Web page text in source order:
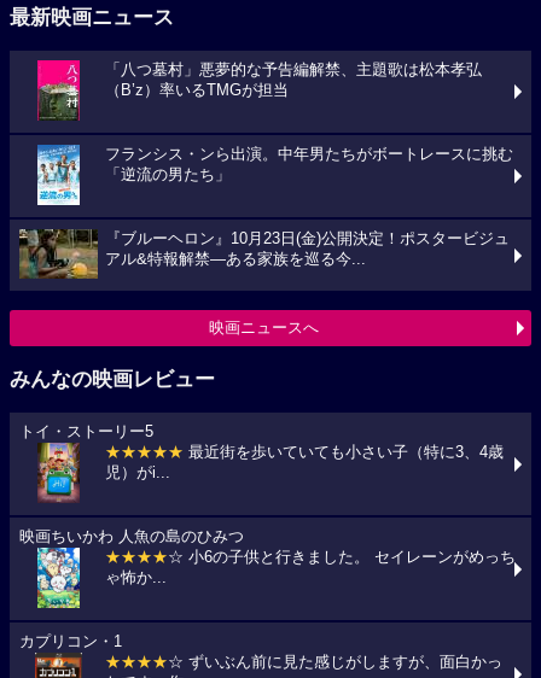
最新映画ニュース
「八つ墓村」悪夢的な予告編解禁、主題歌は松本孝弘
（B’z）率いるTMGが担当
フランシス・ンら出演。中年男たちがボートレースに挑む
「逆流の男たち」
『ブルーヘロン』10月23日(金)公開決定！ポスタービジュ
アル&特報解禁―ある家族を巡る今...
映画ニュースへ
みんなの映画レビュー
トイ・ストーリー5
★★★★★ 最近街を歩いていても小さい子（特に3、4歳
児）がi...
映画ちいかわ 人魚の島のひみつ
★★★★☆ 小6の子供と行きました。 セイレーンがめっち
ゃ怖か...
カプリコン・1
★★★★☆ ずいぶん前に見た感じがしますが、面白かっ